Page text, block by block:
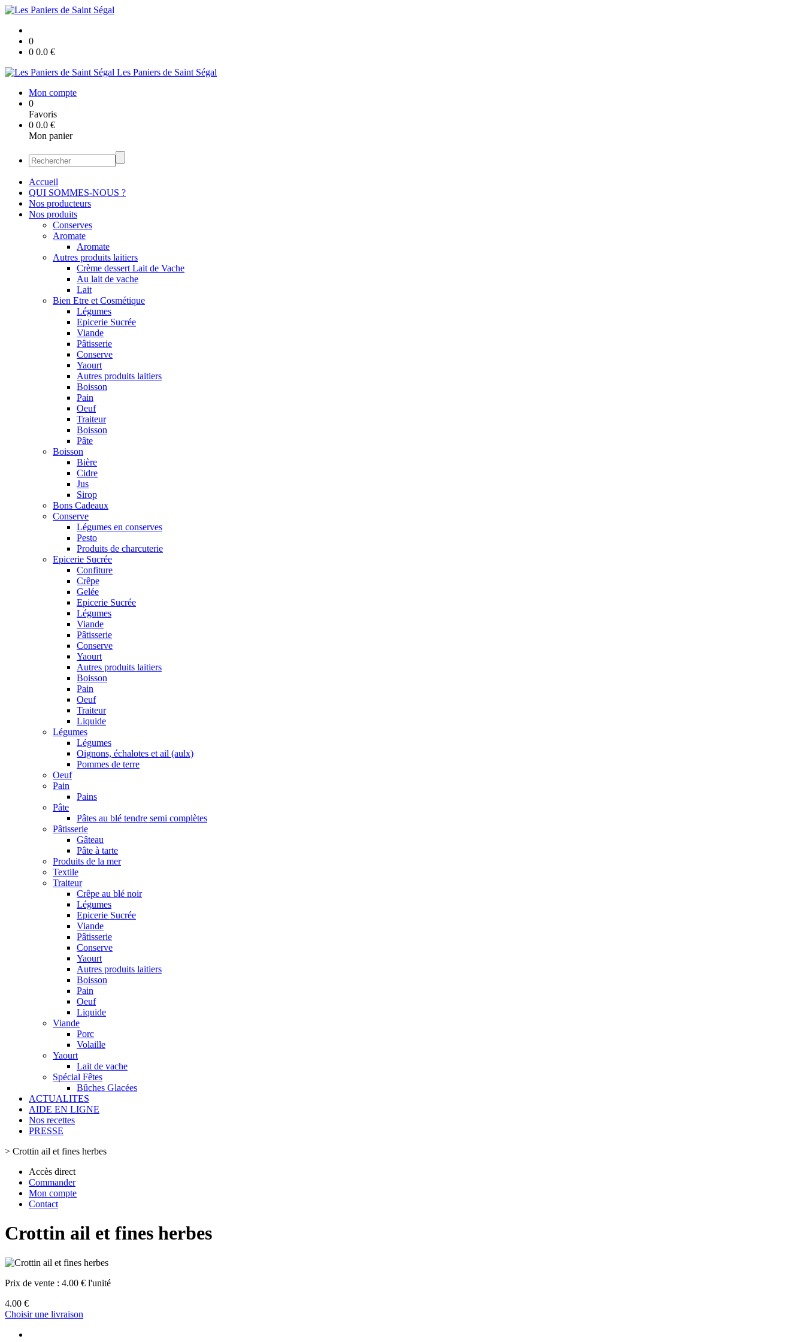
0
0 0.0 €
Les Paniers de Saint Ségal
Mon compte
0
Favoris
0 0.0 €
Mon panier
Accueil
QUI SOMMES-NOUS ?
Nos producteurs
Nos produits
Conserves
Aromate
Aromate
Autres produits laitiers
Crème dessert Lait de Vache
Au lait de vache
Lait
Bien Etre et Cosmétique
Légumes
Epicerie Sucrée
Viande
Pâtisserie
Conserve
Yaourt
Autres produits laitiers
Boisson
Pain
Oeuf
Traiteur
Boisson
Pâte
Boisson
Bière
Cidre
Jus
Sirop
Bons Cadeaux
Conserve
Légumes en conserves
Pesto
Produits de charcuterie
Epicerie Sucrée
Confiture
Crêpe
Gelée
Epicerie Sucrée
Légumes
Viande
Pâtisserie
Conserve
Yaourt
Autres produits laitiers
Boisson
Pain
Oeuf
Traiteur
Liquide
Légumes
Légumes
Oignons, échalotes et ail (aulx)
Pommes de terre
Oeuf
Pain
Pains
Pâte
Pâtes au blé tendre semi complètes
Pâtisserie
Gâteau
Pâte à tarte
Produits de la mer
Textile
Traiteur
Crêpe au blé noir
Légumes
Epicerie Sucrée
Viande
Pâtisserie
Conserve
Yaourt
Autres produits laitiers
Boisson
Pain
Oeuf
Liquide
Viande
Porc
Volaille
Yaourt
Lait de vache
Spécial Fêtes
Bûches Glacées
ACTUALITES
AIDE EN LIGNE
Nos recettes
PRESSE
> Crottin ail et fines herbes
Accès direct
Commander
Mon compte
Contact
Crottin ail et fines herbes
Prix de vente : 4.00 € l'unité
4.00 €
Choisir une livraison